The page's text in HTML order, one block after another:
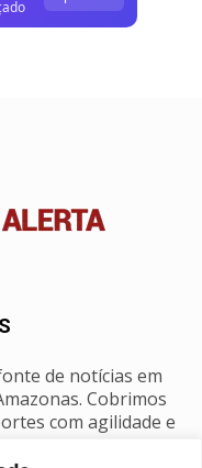
de notícias em
Cobrimos
com agilidade e